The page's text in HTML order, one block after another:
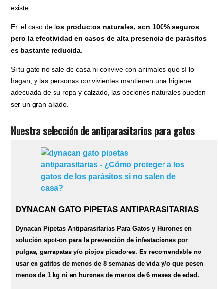
existe.
En el caso de los productos naturales, son 100% seguros,
pero la efectividad en casos de alta presencia de parásitos
es bastante reducida
Si tu gato no sale de casa ni convive con animales que sí lo
hagan, y las personas convivientes mantienen una higiene
adecuada de su ropa y calzado, las opciones naturales pueden
ser un gran aliado.
Nuestra selección de antiparasitarios para gatos
DYNACAN GATO PIPETAS ANTIPARASITARIAS
Dynacan Pipetas Antiparasitarias Para Gatos y Hurones en
solución spot-on para la prevención de infestaciones por
pulgas, garrapatas y/o piojos picadores. Es recomendable no
usar en gatitos de menos de 8 semanas de vida y/o que pesen
menos de 1 kg ni en hurones de menos de 6 meses de edad.